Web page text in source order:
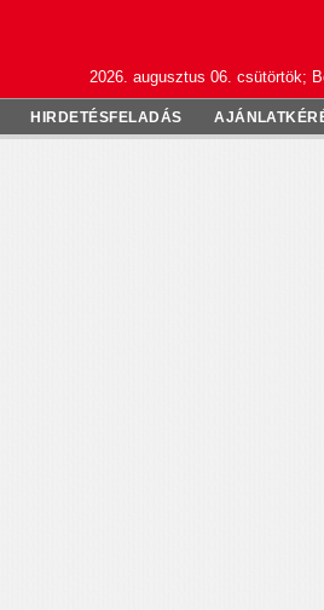
2026. augusztus 06. csütörtök;
HIRDETÉSFELADÁS